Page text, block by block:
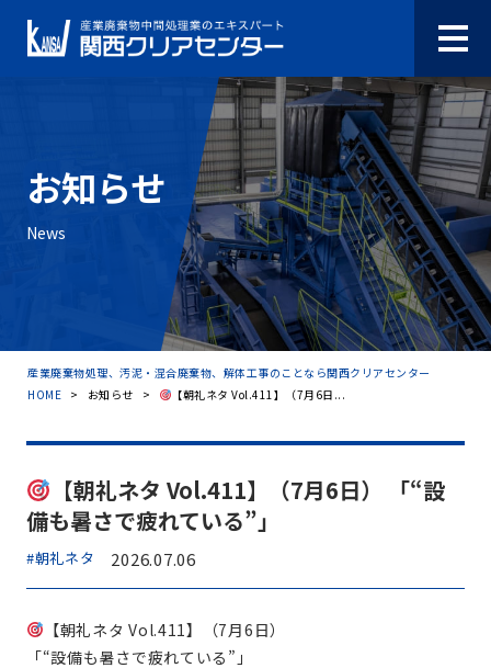
お知らせ
News
産業廃棄物処理、汚泥・混合廃棄物、解体工事のことなら関西クリアセンター
HOME > お知らせ > 【朝礼ネタ Vol.411】（7月6日...
【朝礼ネタ Vol.411】（7月6日） 「“設
備も暑さで疲れている”」
#朝礼ネタ 2026.07.06
【朝礼ネタ Vol.411】（7月6日）
「“設備も暑さで疲れている”」